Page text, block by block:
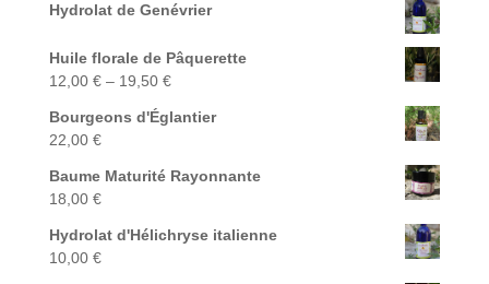
Hydrolat de Genévrier
Huile florale de Pâquerette
12,00 €– 19,50 €
Bourgeons d'Églantier
22,00 €
Baume Maturité Rayonnante
18,00 €
Hydrolat d'Hélichryse italienne
10,00 €